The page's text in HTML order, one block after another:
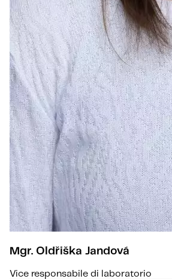
Mgr. Oldřiška Jandová
Vice responsabile di laboratorio